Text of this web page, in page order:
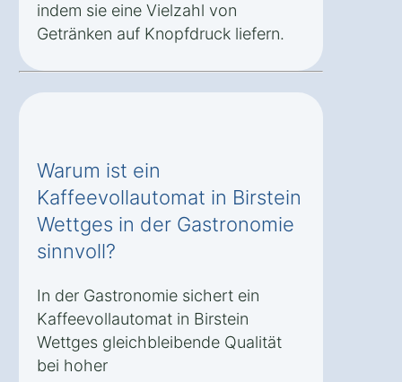
indem sie eine Vielzahl von
Getränken auf Knopfdruck liefern.
Warum ist ein
Kaffeevollautomat in Birstein
Wettges in der Gastronomie
sinnvoll?
In der Gastronomie sichert ein
Kaffeevollautomat in Birstein
Wettges gleichbleibende Qualität
bei hoher